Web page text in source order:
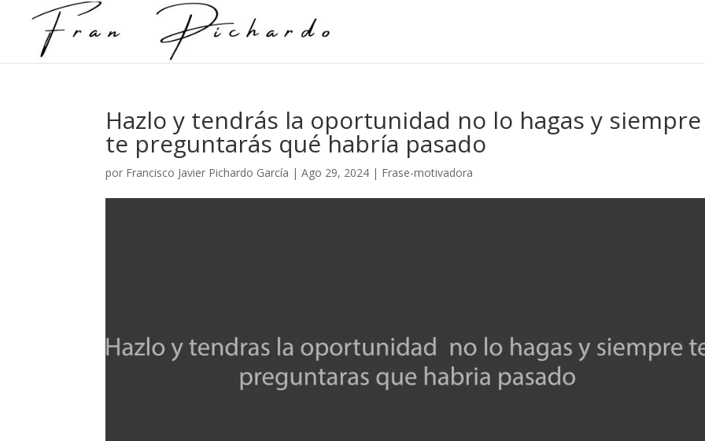
Hazlo y tendrás la oportunidad no lo hagas y siempre
te preguntarás qué habría pasado
por Francisco Javier Pichardo García |Ago 29, 2024 | Frase-motivadora